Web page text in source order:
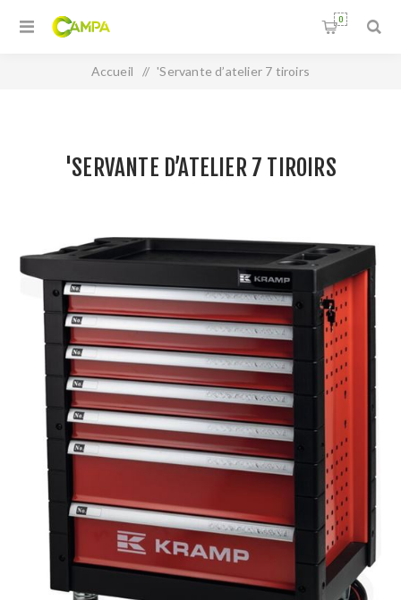
0
Accueil / 'Servante d’atelier 7 tiroirs
'SERVANTE D’ATELIER 7 TIROIRS